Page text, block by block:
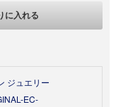
に入れる
ジュエリー
EC-